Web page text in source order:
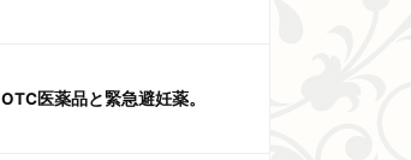
OTC医薬品と緊急避妊薬。